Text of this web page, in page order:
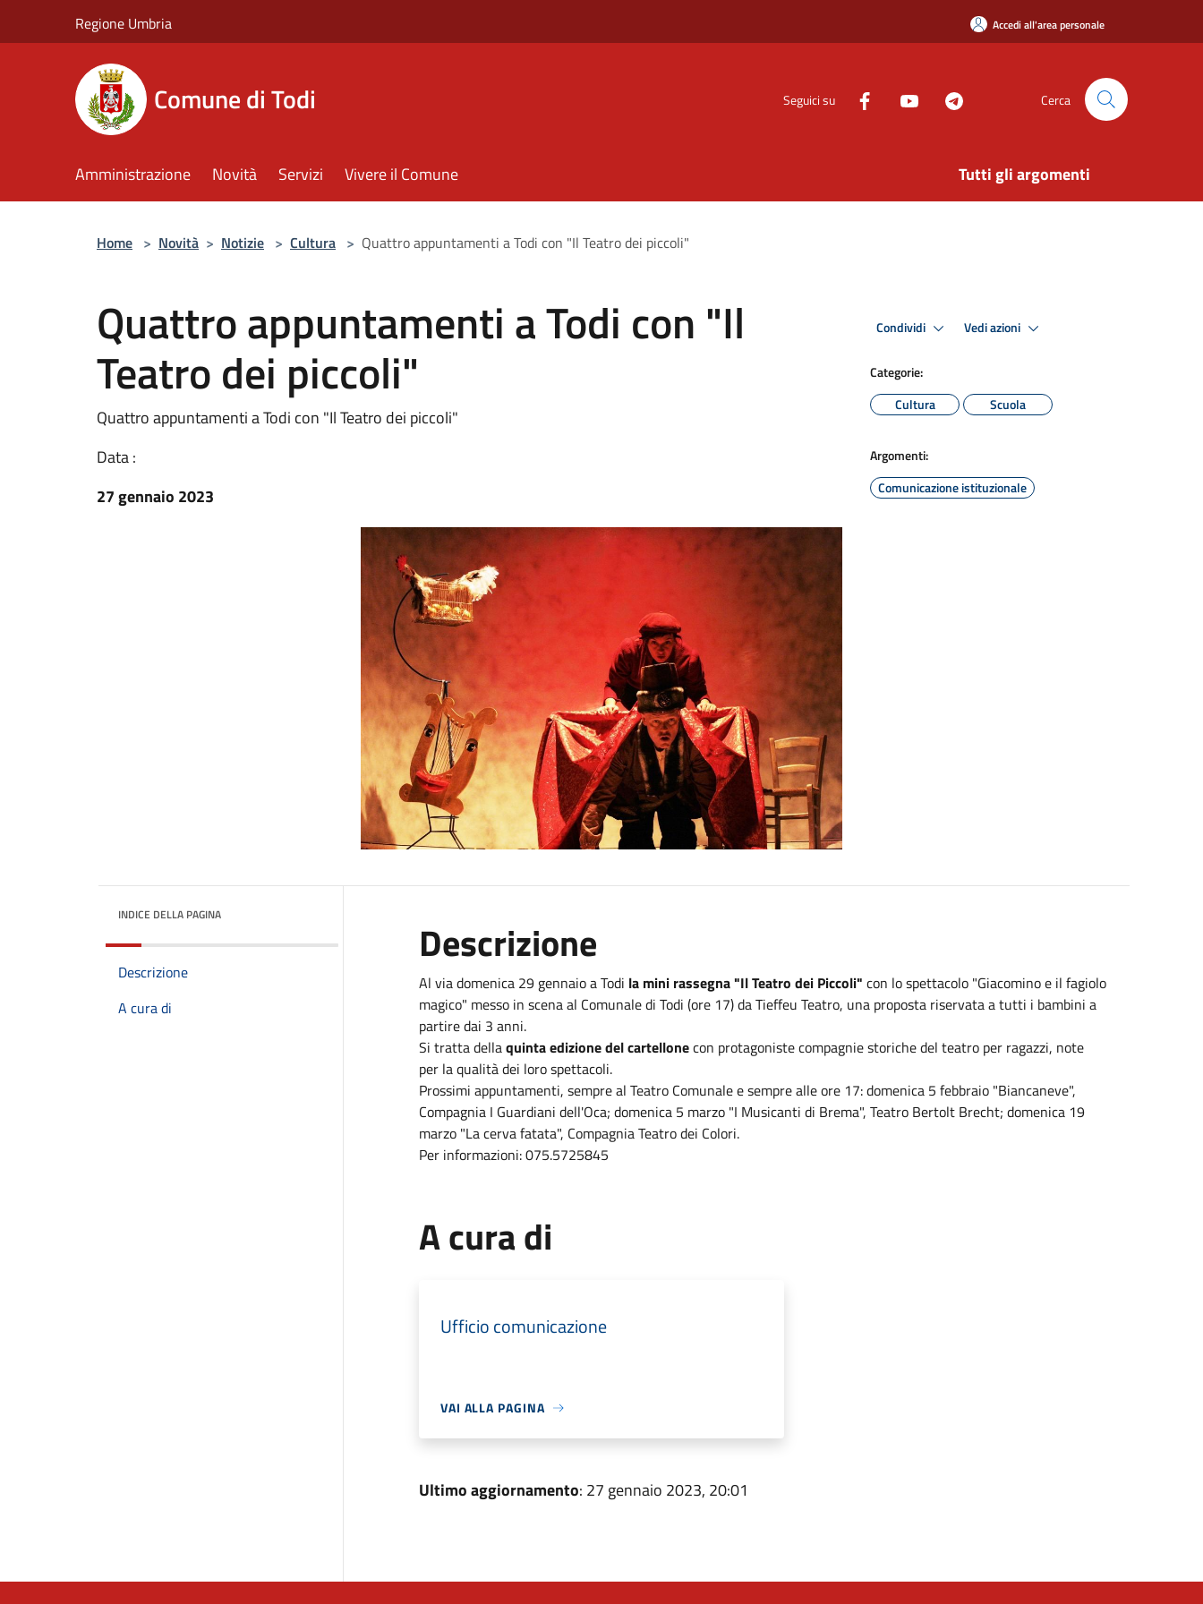
Regione Umbria Accedi all'area personale
Comune di Todi Seguici su Cerca
Amministrazione Novità Servizi Vivere il Comune Tutti gli argomenti
Home > Novità > Notizie > Cultura > Quattro appuntamenti a Todi con "Il Teatro dei piccoli"
Quattro appuntamenti a Todi con "Il
Teatro dei piccoli"
Quattro appuntamenti a Todi con "Il Teatro dei piccoli"
Data :
27 gennaio 2023
Condividi Vedi azioni
Categorie:
Cultura
Scuola
Argomenti:
Comunicazione istituzionale
INDICE DELLA PAGINA
Descrizione
A cura di
Descrizione
Al via domenica 29 gennaio a Todi la mini rassegna "Il Teatro dei Piccoli" con lo spettacolo "Giacomino e il fagiolo
magico" messo in scena al Comunale di Todi (ore 17) da Tieffeu Teatro, una proposta riservata a tutti i bambini a
partire dai 3 anni.
Si tratta dellaquinta edizione del cartellonecon protagoniste compagnie storiche del teatro per ragazzi, note
per la qualità dei loro spettacoli.
Prossimi appuntamenti, sempre al Teatro Comunale e sempre alle ore 17: domenica 5 febbraio "Biancaneve",
Compagnia I Guardiani dell'Oca; domenica 5 marzo "I Musicanti di Brema", Teatro Bertolt Brecht; domenica 19
marzo "La cerva fatata", Compagnia Teatro dei Colori.
Per informazioni: 075.5725845
A cura di
Ufficio comunicazione
VAI ALLA PAGINA
Ultimo aggiornamento: 27 gennaio 2023, 20:01